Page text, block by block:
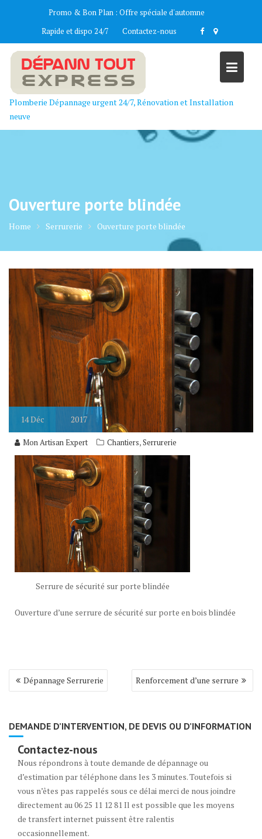
Promo & Bon Plan : Offre spéciale d'automne
Rapide et dispo 24/7
Contactez-nous
Plomberie Dépannage urgent 24/7, Rénovation et Installation
neuve
Ouverture porte blindée
Home Serrurerie Ouverture porte blindée
14Déc 2017
Mon Artisan Expert Chantiers,Serrurerie
Serrure de sécurité sur porte blindée
Ouverture d’une serrure de sécurité sur porte en bois blindée
Navigation
de
Dépannage Serrurerie Renforcement d’une serrure
DEMANDE D’INTERVENTION, DE DEVIS OU D’INFORMATION
Contactez-nous
Nous répondrons à toute demande de dépannage ou
d’estimation par téléphone dans les 3 minutes. Toutefois si
vous n’êtes pas rappelés sous ce délai merci de nous joindre
directement au 06 25 11 12 81 Il est possible que les moyens
de transfert internet puissent être ralentis
occasionnellement.